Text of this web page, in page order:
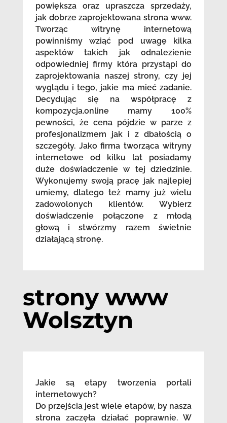
powiększa oraz upraszcza sprzedaży,
jak dobrze zaprojektowana strona www.
Tworząc witrynę internetową
powinniśmy wziąć pod uwagę kilka
aspektów takich jak odnalezienie
odpowiedniej firmy która przystąpi do
zaprojektowania naszej strony, czy jej
wyglądu i tego, jakie ma mieć zadanie.
Decydując się na współpracę z
kompozycja.online mamy 100%
pewności, że cena pójdzie w parze z
profesjonalizmem jak i z dbałością o
szczegóły. Jako firma tworząca witryny
internetowe od kilku lat posiadamy
duże doświadczenie w tej dziedzinie.
Wykonujemy swoją pracę jak najlepiej
umiemy, dlatego też mamy już wielu
zadowolonych klientów. Wybierz
doświadczenie połączone z młodą
głową i stwórzmy razem świetnie
działającą stronę.
strony www
Wolsztyn
Jakie są etapy tworzenia portali
internetowych?
Do przejścia jest wiele etapów, by nasza
strona zaczęła działać poprawnie. W